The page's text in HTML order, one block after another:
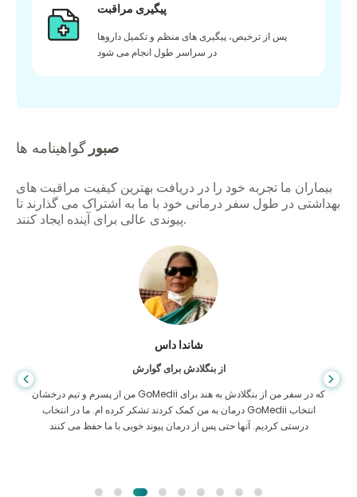
پیگیری مراقبت
پس از ترخیص، پیگیری های منظم و تکمیل داروها
در سراسر طول انجام می شود
صبور گواهینامه ها
بیماران ما تجربه خود را در دریافت بهترین کیفیت مراقبت های
بهداشتی در طول سفر درمانی خود با ما به اشتراک می گذارند تا
پیوندی عالی برای آینده ایجاد کنند.
شاندا داس
از بنگلادش برای گوارش
من از پسرم و تیم درخشان GoMedii که در سفر من از بنگلادش به هند برای
درمان به من کمک کردند تشکر کرده ام. ما در انتخاب GoMedii انتخاب
درستی کردیم. آنها حتی پس از درمان پیوند خوبی با ما حفظ می کنند